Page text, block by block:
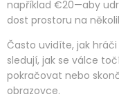
například €20—aby
dost prostoru na
Často uvidíte, jak hráči
sledují, jak se válce
pokračovat nebo
obrazovce.